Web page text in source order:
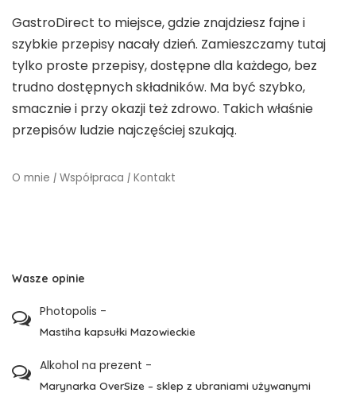
GastroDirect to miejsce, gdzie znajdziesz fajne i
szybkie przepisy nacały dzień. Zamieszczamy tutaj
tylko proste przepisy, dostępne dla każdego, bez
trudno dostępnych składników. Ma być szybko,
smacznie i przy okazji też zdrowo. Takich właśnie
przepisów ludzie najczęściej szukają.
O mnie | Współpraca | Kontakt
Wasze opinie
Photopolis -
Mastiha kapsułki Mazowieckie
Alkohol na prezent -
Marynarka OverSize – sklep z ubraniami używanymi